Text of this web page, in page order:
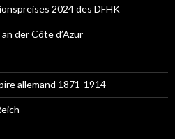
2024 des DFHK
der Côte d’Azur
allemand 1871-1914